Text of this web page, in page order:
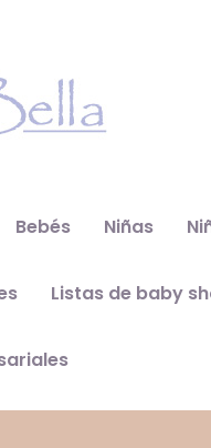
Bebés Niñas
Listas de baby